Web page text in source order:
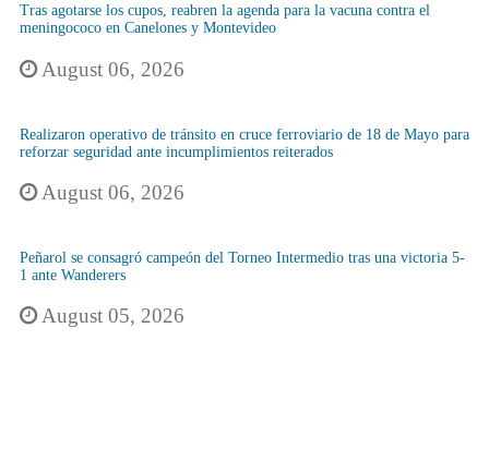
Tras agotarse los cupos, reabren la agenda para la vacuna contra el
meningococo en Canelones y Montevideo
August 06, 2026
Realizaron operativo de tránsito en cruce ferroviario de 18 de Mayo para
reforzar seguridad ante incumplimientos reiterados
August 06, 2026
Peñarol se consagró campeón del Torneo Intermedio tras una victoria 5-
1 ante Wanderers
August 05, 2026